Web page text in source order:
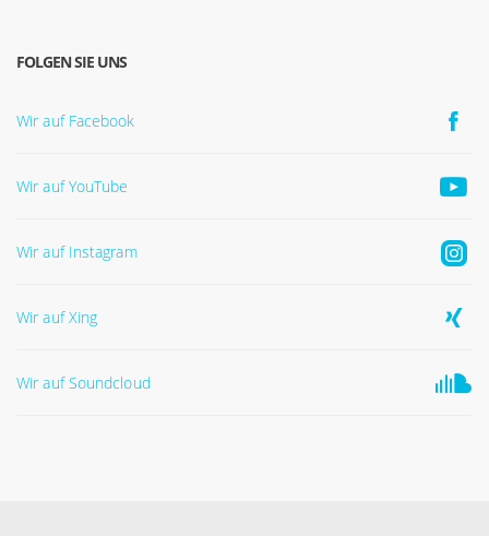
FOLGEN SIE UNS
Wir auf Facebook
Wir auf YouTube
Wir auf Instagram
Wir auf Xing
Wir auf Soundcloud